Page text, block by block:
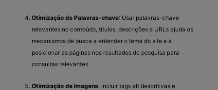
Otimização de Palavras-chave: Usar palavras-chave
relevantes no conteúdo, títulos, descrições e URLs ajuda os
mecanismos de busca a entender o tema do site e a
posicionar as páginas nos resultados de pesquisa para
consultas relevantes.
Otimização de Imagens: Incluir tags alt descritivas e